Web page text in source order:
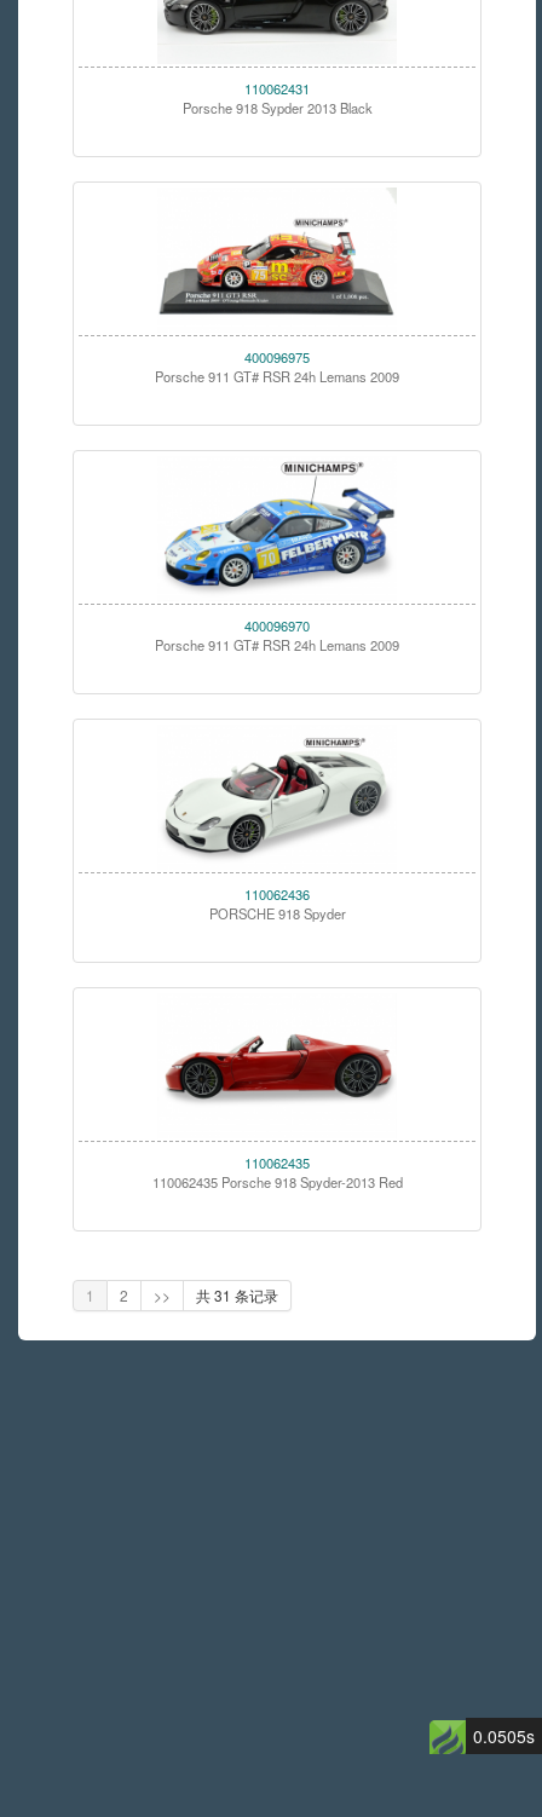
110062431
Porsche 918 Sypder 2013 Black
400096975
Porsche 911 GT# RSR 24h Lemans 2009
400096970
Porsche 911 GT# RSR 24h Lemans 2009
110062436
PORSCHE 918 Spyder
110062435
110062435 Porsche 918 Spyder-2013 Red
1 2 >> 共 31 条记录
0.0505s